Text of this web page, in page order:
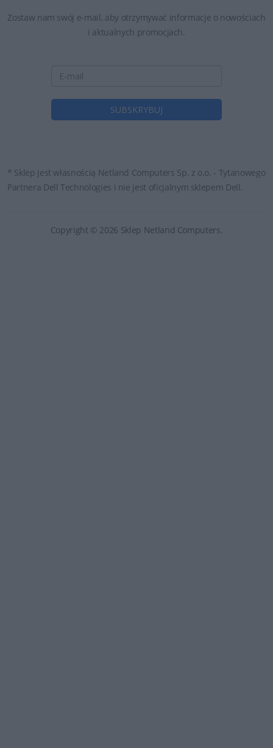
Zostaw nam swój e-mail, aby otrzymywać informacje o nowościach
i aktualnych promocjach.
* Sklep jest własnością Netland Computers Sp. z o.o. - Tytanowego
Partnera Dell Technologies i nie jest oficjalnym sklepem Dell.
Copyright © 2026 Sklep Netland Computers.